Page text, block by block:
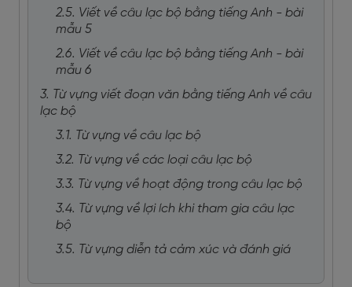
2.5. Viết về câu lạc bộ bằng tiếng Anh - bài
mẫu 5
2.6. Viết về câu lạc bộ bằng tiếng Anh - bài
mẫu 6
3. Từ vựng viết đoạn văn bằng tiếng Anh về câu
lạc bộ
3.1. Từ vựng về câu lạc bộ
3.2. Từ vựng về các loại câu lạc bộ
3.3. Từ vựng về hoạt động trong câu lạc bộ
3.4. Từ vựng về lợi ích khi tham gia câu lạc
bộ
3.5. Từ vựng diễn tả cảm xúc và đánh giá